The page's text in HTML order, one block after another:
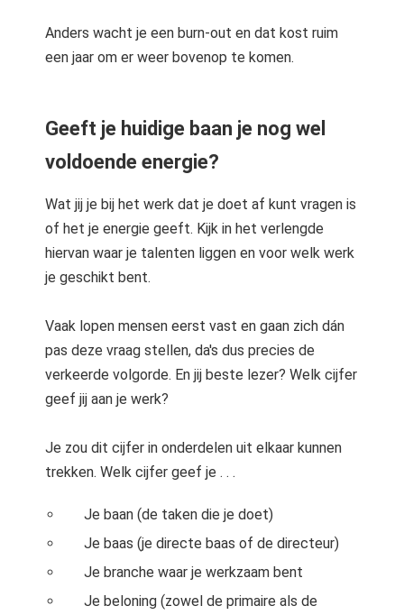
Anders wacht je een burn-out en dat kost ruim
een jaar om er weer bovenop te komen.
Geeft je huidige baan je nog wel
voldoende energie?
Wat jij je bij het werk dat je doet af kunt vragen is
of het je energie geeft. Kijk in het verlengde
hiervan waar je talenten liggen en voor welk werk
je geschikt bent.
Vaak lopen mensen eerst vast en gaan zich dán
pas deze vraag stellen, da's dus precies de
verkeerde volgorde. En jij beste lezer? Welk cijfer
geef jij aan je werk?
Je zou dit cijfer in onderdelen uit elkaar kunnen
trekken. Welk cijfer geef je . . .
Je baan (de taken die je doet)
Je baas (je directe baas of de directeur)
Je branche waar je werkzaam bent
Je beloning (zowel de primaire als de